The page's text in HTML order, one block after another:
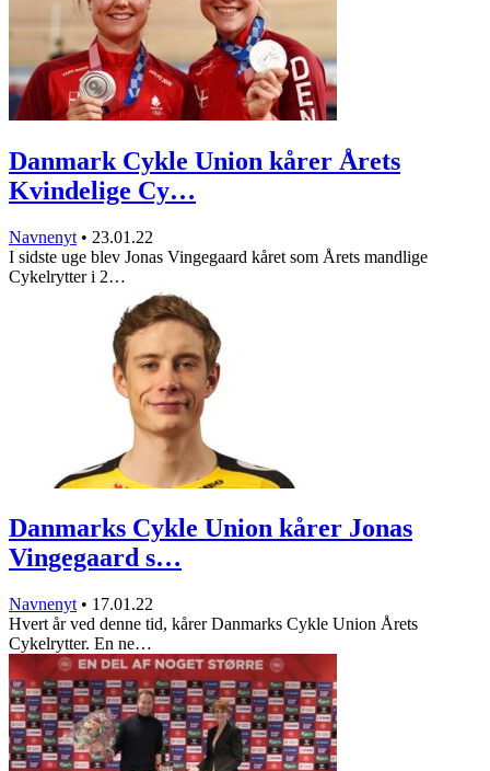
Danmark Cykle Union kårer Årets
Kvindelige Cy…
Navnenyt • 23.01.22
I sidste uge blev Jonas Vingegaard kåret som Årets mandlige
Cykelrytter i 2…
Danmarks Cykle Union kårer Jonas
Vingegaard s…
Navnenyt • 17.01.22
Hvert år ved denne tid, kårer Danmarks Cykle Union Årets
Cykelrytter. En ne…